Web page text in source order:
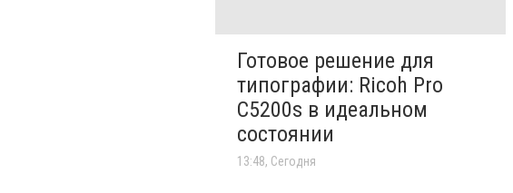
Готовое решение для
типографии: Ricoh Pro
C5200s в идеальном
состоянии
13:48, Сегодня